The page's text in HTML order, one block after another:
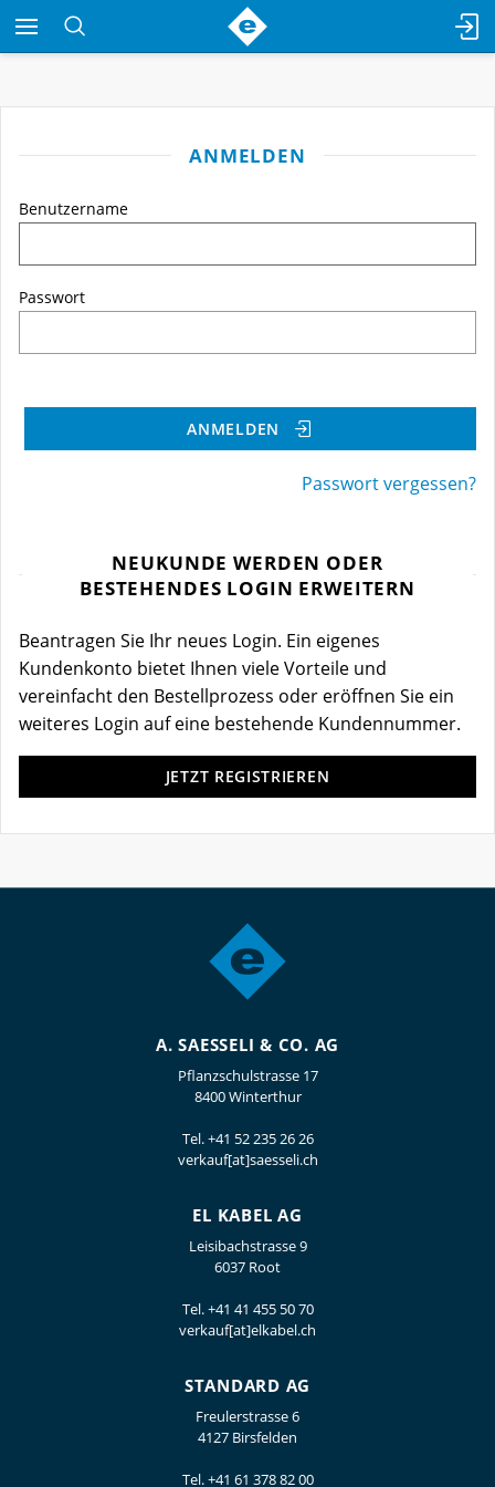
ANMELDEN
Benutzername
Passwort
ANMELDEN
Passwort vergessen?
NEUKUNDE WERDEN ODER
BESTEHENDES LOGIN ERWEITERN
Beantragen Sie Ihr neues Login. Ein eigenes
Kundenkonto bietet Ihnen viele Vorteile und
vereinfacht den Bestellprozess oder eröffnen Sie ein
weiteres Login auf eine bestehende Kundennummer.
JETZT REGISTRIEREN
A. SAESSELI & CO. AG
Pflanzschulstrasse 17
8400 Winterthur
Tel.+41 52 235 26 26
verkauf[at]saesseli.ch
EL KABEL AG
Leisibachstrasse 9
6037 Root
Tel.+41 41 455 50 70
verkauf[at]elkabel.ch
STANDARD AG
Freulerstrasse 6
4127 Birsfelden
Tel.+41 61 378 82 00